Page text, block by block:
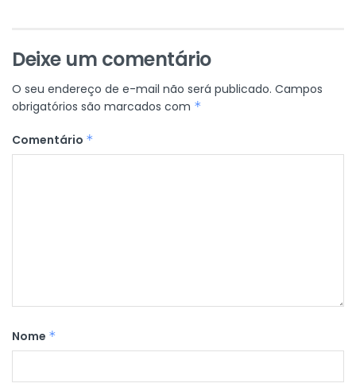
Deixe um comentário
O seu endereço de e-mail não será publicado. Campos
obrigatórios são marcados com *
Comentário *
Nome *